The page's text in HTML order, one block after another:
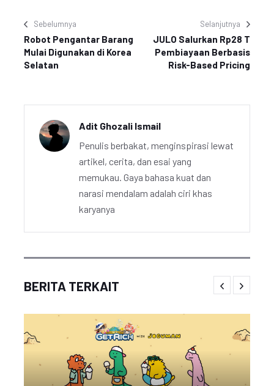
Sebelumnya
Robot Pengantar Barang
Mulai Digunakan di Korea
Selatan
Selanjutnya
JULO Salurkan Rp28 T
Pembiayaan Berbasis
Risk-Based Pricing
Adit Ghozali Ismail
Penulis berbakat, menginspirasi lewat
artikel, cerita, dan esai yang
memukau. Gaya bahasa kuat dan
narasi mendalam adalah ciri khas
karyanya
BERITA TERKAIT